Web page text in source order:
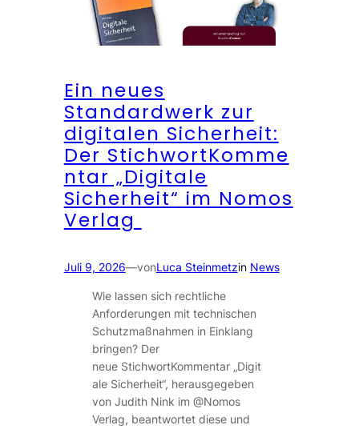
Ein neues
Standardwerk zur
digitalen Sicherheit:
Der StichwortKomme
ntar „Digitale
Sicherheit“ im Nomos
Verlag
Juli 9, 2026—vonLuca Steinmetzin News
Wie lassen sich rechtliche
Anforderungen mit technischen
Schutzmaßnahmen in Einklang
bringen? Der
neue StichwortKommentar „Digit
ale Sicherheit“, herausgegeben
von Judith Nink im @Nomos
Verlag, beantwortet diese und